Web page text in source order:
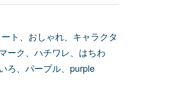
ト、おしゃれ、キャラクタ
ーク、ハチワレ、はちわ
ろ、パープル、purple